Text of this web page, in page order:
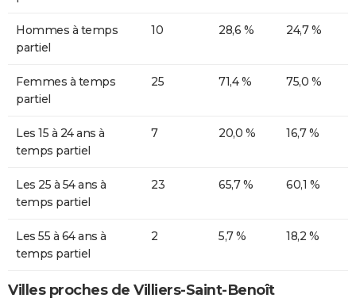
Hommes à temps
partiel
10 28,6 % 24,7 %
Femmes à temps
partiel
25 71,4 % 75,0 %
Les 15 à 24 ans à
temps partiel
7 20,0 % 16,7 %
Les 25 à 54 ans à
temps partiel
23 65,7 % 60,1 %
Les 55 à 64 ans à
temps partiel
2 5,7 % 18,2 %
Villes proches de Villiers-Saint-Benoît